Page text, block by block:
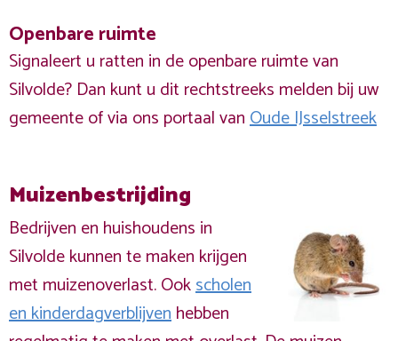
Openbare ruimte
Signaleert u ratten in de openbare ruimte van
Silvolde? Dan kunt u dit rechtstreeks melden bij uw
gemeente of via ons portaal vanOude IJsselstreek
Muizenbestrijding
Bedrijven en huishoudens in
Silvolde kunnen te maken krijgen
met muizenoverlast. Ookscholen
en kinderdagverblijvenhebben